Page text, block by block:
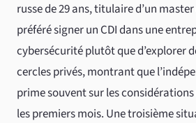
russe de 29 ans, titulaire d’un
préféré signer un CDI dans une
cybersécurité plutôt que d’explorer
cercles privés, montrant que
prime souvent sur les
les premiers mois. Une troisième